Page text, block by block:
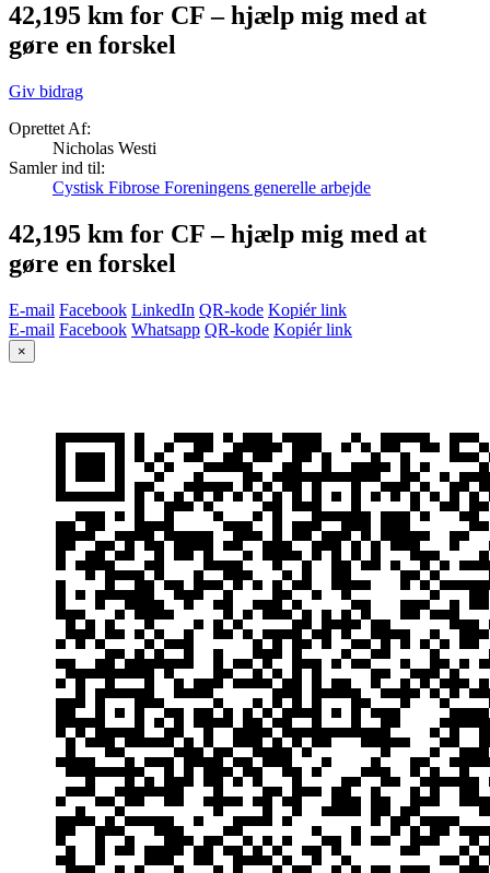
42,195 km for CF – hjælp mig med at
gøre en forskel
Giv bidrag
Oprettet Af:
Nicholas Westi
Samler ind til:
Cystisk Fibrose Foreningens generelle arbejde
42,195 km for CF – hjælp mig med at
gøre en forskel
E-mail Facebook LinkedIn QR-kode Kopiér link
E-mail Facebook Whatsapp QR-kode Kopiér link
×